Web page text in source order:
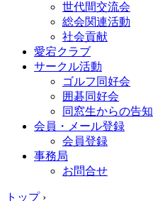
世代間交流会
総会関連活動
社会貢献
愛宕クラブ
サークル活動
ゴルフ同好会
囲碁同好会
同窓生からの告知
会員・メール登録
会員登録
事務局
お問合せ
トップ›